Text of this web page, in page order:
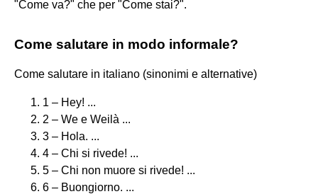
"Come va?" che per "Come stai?".
Come salutare in modo informale?
Come salutare in italiano (sinonimi e alternative)
1 – Hey! ...
2 – We e Weilà ...
3 – Hola. ...
4 – Chi si rivede! ...
5 – Chi non muore si rivede! ...
6 – Buongiorno. ...